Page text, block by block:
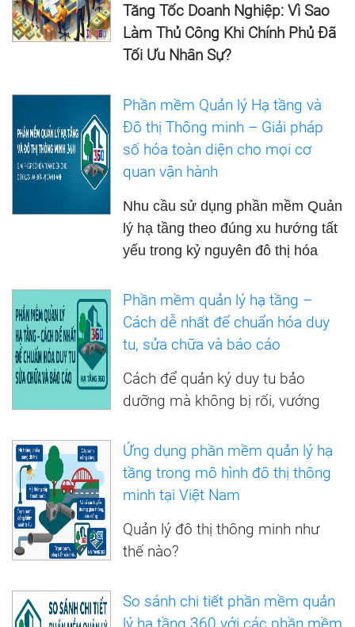
Tăng Tốc Doanh Nghiệp: Vì Sao
Làm Thủ Công Khi Chính Phủ Đã
Tối Ưu Nhân Sự?
Phần mềm Quản lý Hạ tầng và
Đô thị Thông minh – Giải pháp
số hóa toàn diện cho mọi cơ
quan vận hành
Nhu cầu sử dụng phần mềm Quản
lý hạ tầng theo đúng xu hướng tất
yếu trong kỷ nguyên đô thị hóa
Phần mềm quản lý hạ tầng –
Cách dễ nhất để chuẩn hóa duy
tu, sửa chữa và báo cáo
Cách để quản ký duy tu bảo
dưỡng mà không bị rối, vướng
Ứng dụng phần mềm quản lý hạ
tầng trong mô hình đô thị thông
minh tại Việt Nam
Quản lý đô thị thông minh như
thế nào?
So sánh chi tiết phần mềm quản
lý hạ tầng 360 với các phần mềm